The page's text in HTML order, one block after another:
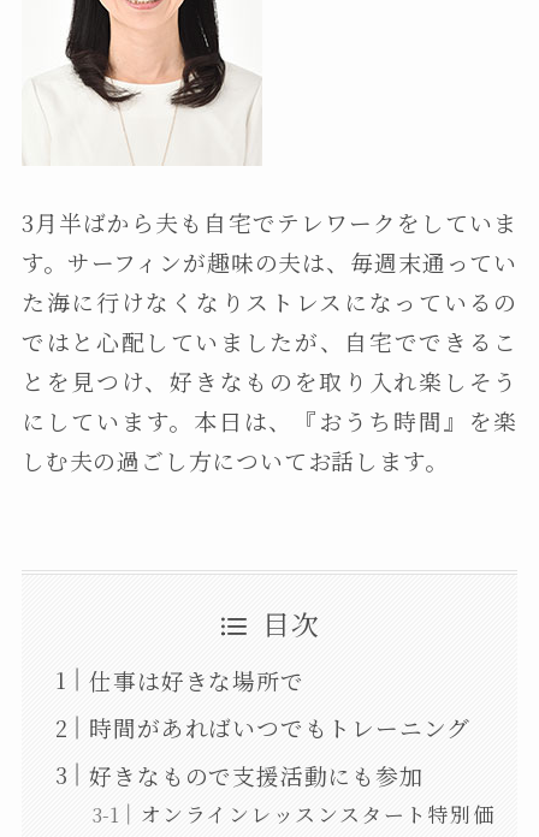
3月半ばから夫も自宅でテレワークをしていま
す。サーフィンが趣味の夫は、毎週末通ってい
た海に行けなくなりストレスになっているの
ではと心配していましたが、自宅でできるこ
とを見つけ、好きなものを取り入れ楽しそう
にしています。本日は、『おうち時間』を楽
しむ夫の過ごし方についてお話します。
目次
仕事は好きな場所で
時間があればいつでもトレーニング
好きなもので支援活動にも参加
オンラインレッスンスタート特別価